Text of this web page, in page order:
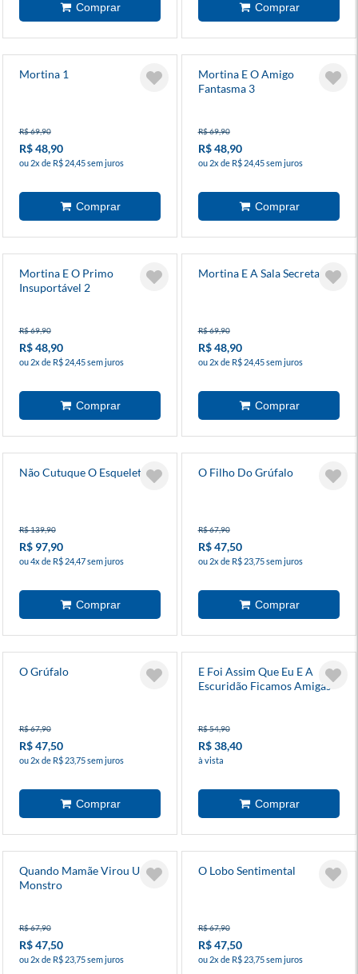
Mortina 1
R$ 69,90
R$ 48,90
ou 2x de R$ 24,45 sem juros
Mortina E O Amigo
Fantasma 3
R$ 69,90
R$ 48,90
ou 2x de R$ 24,45 sem juros
Mortina E O Primo
Insuportável 2
R$ 69,90
R$ 48,90
ou 2x de R$ 24,45 sem juros
Mortina E A Sala Secreta 6
R$ 69,90
R$ 48,90
ou 2x de R$ 24,45 sem juros
Não Cutuque O Esqueleto!
R$ 139,90
R$ 97,90
ou 4x de R$ 24,47 sem juros
O Filho Do Grúfalo
R$ 67,90
R$ 47,50
ou 2x de R$ 23,75 sem juros
O Grúfalo
R$ 67,90
R$ 47,50
ou 2x de R$ 23,75 sem juros
E Foi Assim Que Eu E A
Escuridão Ficamos Amigas
R$ 54,90
R$ 38,40
à vista
Quando Mamãe Virou Um
Monstro
R$ 67,90
R$ 47,50
ou 2x de R$ 23,75 sem juros
O Lobo Sentimental
R$ 67,90
R$ 47,50
ou 2x de R$ 23,75 sem juros